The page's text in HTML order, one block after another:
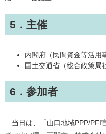
5．主催
内閣府（民間資金等活用
国土交通省（総合政策局
6．参加者
当日は、「山口地域PPP/PFI